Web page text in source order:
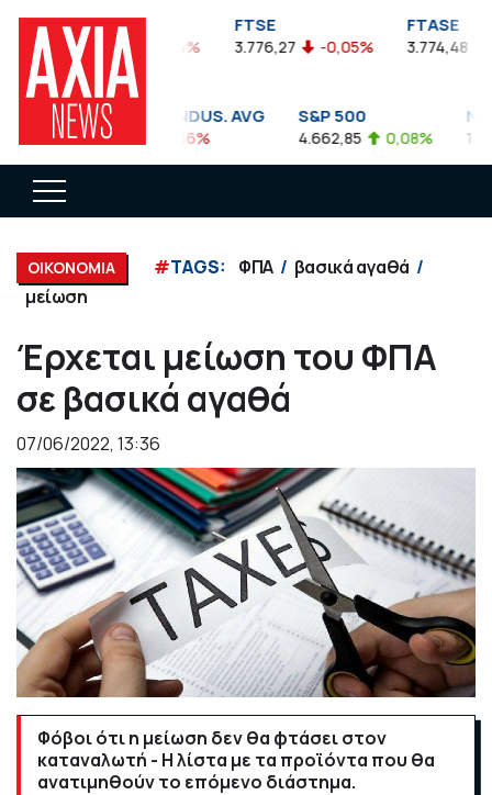
FTSEA
899,47 -0,04%
FTSE
3.776,27 -0,05%
FTASE
3.774,48
DOW JONES INDUS. AVG
35.911,81
S&P 500
4.662,85 0,08%
ΟΙΚΟΝΟΜΙΑ #TAGS: ΦΠΑ
βασικά αγαθά
μείωση
Έρχεται μείωση του ΦΠΑ
σε βασικά αγαθά
07/06/2022, 13:36
Φόβοι ότι η μείωση δεν θα φτάσει στον
καταναλωτή - Η λίστα με τα προϊόντα που θα
ανατιμηθούν το επόμενο διάστημα.